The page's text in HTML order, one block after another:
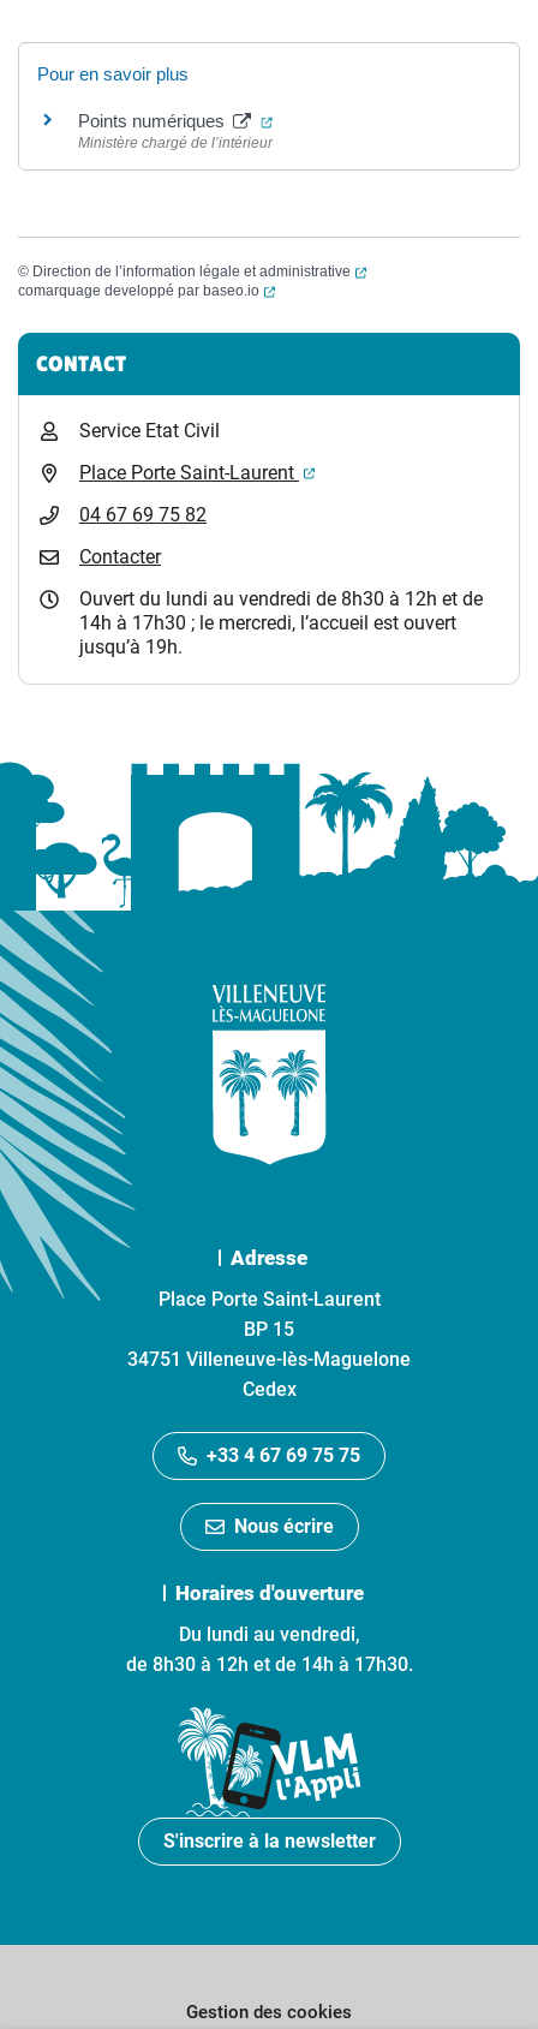
Pour en savoir plus
Points numériques (ouverture dans un nouvel onglet)
Ministère chargé de l’intérieur
© Direction de l’information légale et administrative
(ouverture dans un
comarquage developpé par baseo.io (ouverture dans un nouvel onglet)
Informations complémentaires
CONTACT
Service Etat Civil
Place Porte Saint-Laurent
(ouverture dans un
04 67 69 75 82
Contacter
Ouvert du lundi au vendredi de 8h30 à 12h et de
14h à 17h30 ; le mercredi, l’accueil est ouvert
jusqu’à 19h.
Adresse
Place Porte Saint-Laurent
BP 15
34751 Villeneuve-lès-Maguelone
Cedex
+33 4 67 69 75 75
Nous écrire
Horaires d'ouverture
Du lundi au vendredi,
de 8h30 à 12h et de 14h à 17h30.
S'inscrire à la newsletter
Gestion des cookies